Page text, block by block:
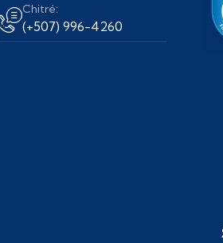
Chitré:
(+507) 996-4260